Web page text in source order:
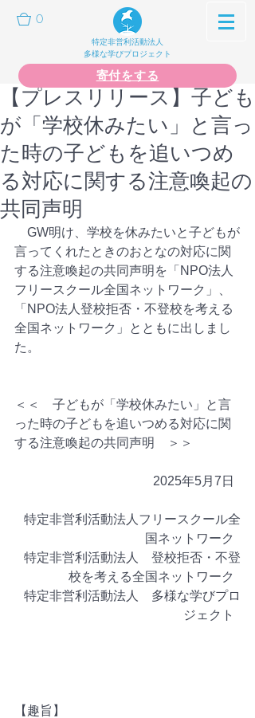
0
特定非営利活動法人
多様な学びプロジェクト
寄付をする
【プレスリリース】子ども
が「学校休みたい」と言っ
た時の子どもを追いつめ
る対応に関する注意喚起の
共同声明
GW明け、学校を休みたいと子どもが
言ってくれたときのおとなの対応に関
する注意喚起の共同声明を「NPO法人
フリースクール全国ネットワーク」、
「NPO法人登校拒否・不登校を考える
全国ネットワーク」とともに出しまし
た。
＜＜　子どもが「学校休みたい」と言
った時の子どもを追いつめる対応に関
する注意喚起の共同声明　＞＞
  2025年5月7日
特定非営利活動法人フリースクール全
国ネットワーク
特定非営利活動法人　登校拒否・不登
校を考える全国ネットワーク
特定非営利活動法人　多様な学びプロ
ジェクト
【趣旨】